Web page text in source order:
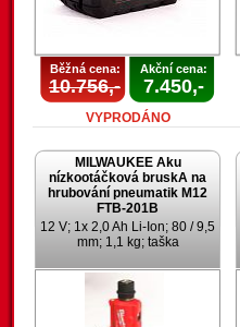
Běžná cena:
10.756,-
Akční cena:
7.450,-
VYPRODÁNO
MILWAUKEE Aku
nízkootáčková bruskA na
hrubování pneumatik M12
FTB-201B
12 V; 1x 2,0 Ah Li-Ion; 80 / 9,5
mm; 1,1 kg; taška